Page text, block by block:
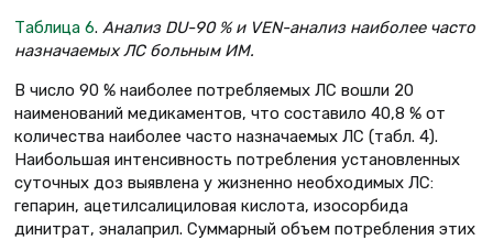
Таблица 6. Анализ DU-90 % и VEN-анализ наиболее часто
назначаемых ЛС больным ИМ.
В число 90 % наиболее потребляемых ЛС вошли 20
наименований медикаментов, что составило 40,8 % от
количества наиболее часто назначаемых ЛС (табл. 4).
Наибольшая интенсивность потребления установленных
суточных доз выявлена у жизненно необходимых ЛС:
гепарин, ацетилсалициловая кислота, изосорбида
динитрат, эналаприл. Суммарный объем потребления этих